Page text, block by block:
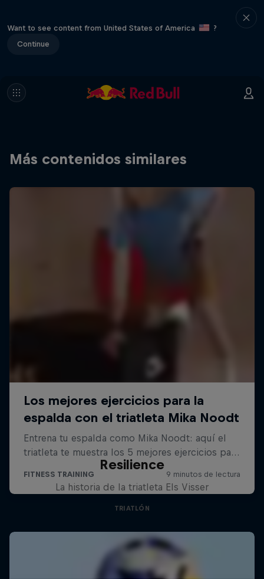
Want to see content from United States of America
?
Continue
Más contenidos similares
Resilience
La historia de la triatleta Els Visser
TRIATLÓN